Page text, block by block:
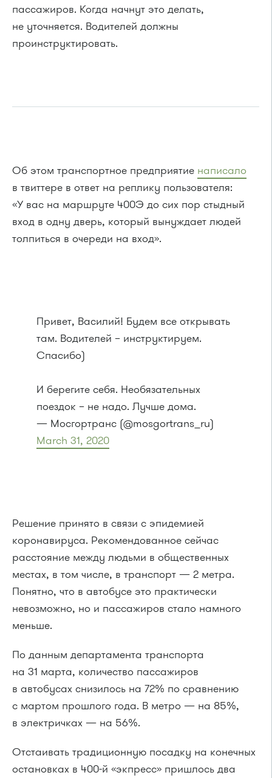
пассажиров. Когда начнут это делать,
не уточняется. Водителей должны
проинструктировать.
Об этом транспортное предприятие написало
в твиттере в ответ на реплику пользователя:
«У вас на маршруте 400Э до сих пор стыдный
вход в одну дверь, который вынуждает людей
толпиться в очереди на вход».
Привет, Василий! Будем все открывать
там. Водителей – инструктируем.
Спасибо)
И берегите себя. Необязательных
поездок – не надо. Лучше дома.
— Мосгортранс (@mosgortrans_ru)
March 31, 2020
Решение принято в связи с эпидемией
коронавируса. Рекомендованное сейчас
расстояние между людьми в общественных
местах, в том числе, в транспорт — 2 метра.
Понятно, что в автобусе это практически
невозможно, но и пассажиров стало намного
меньше.
По данным департамента транспорта
на 31 марта, количество пассажиров
в автобусах снизилось на 72% по сравнению
с мартом прошлого года. В метро — на 85%,
в электричках — на 56%.
Отстаивать традиционную посадку на конечных
остановках в 400-й «экпресс» пришлось два